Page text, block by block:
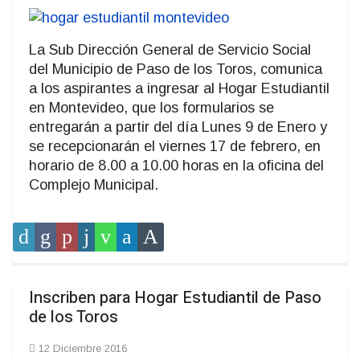
La Sub Dirección General de Servicio Social
del Municipio de Paso de los Toros, comunica
a los aspirantes a ingresar al Hogar Estudiantil
en Montevideo, que los formularios se
entregarán a partir del día Lunes 9 de Enero y
se recepcionarán el viernes 17 de febrero, en
horario de 8.00 a 10.00 horas en la oficina del
Complejo Municipal.
Inscriben para Hogar Estudiantil de Paso
de los Toros
12 Diciembre 2016